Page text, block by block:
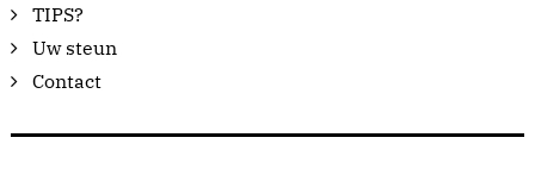
TIPS?
Uw steun
Contact